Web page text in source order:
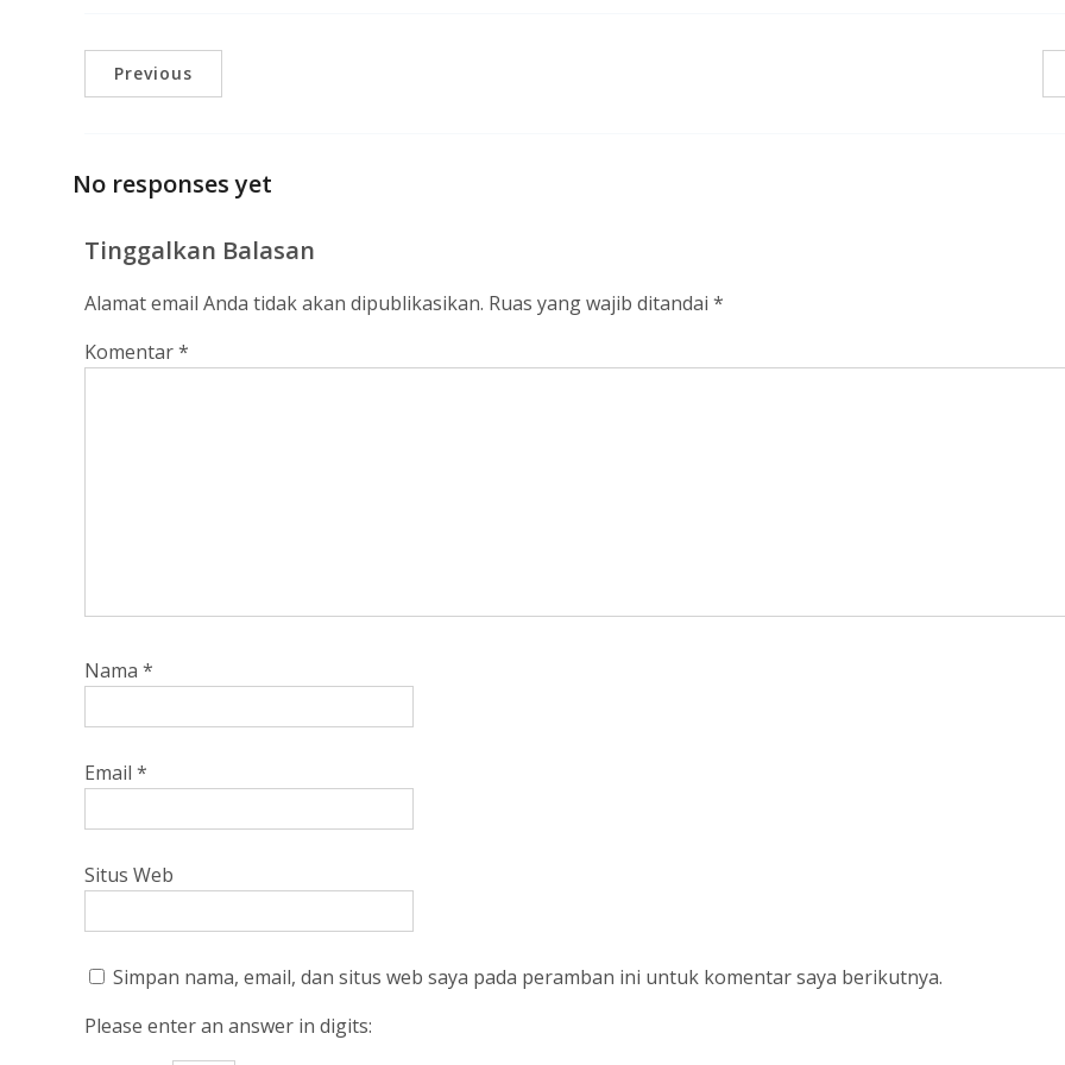
Previous
No responses yet
Tinggalkan Balasan
Alamat email Anda tidak akan dipublikasikan. Ruas yang wajib ditandai *
Komentar*
Nama *
Email *
Situs Web
Simpan nama, email, dan situs web saya pada peramban ini untuk komentar saya berikutnya.
Please enter an answer in digits: